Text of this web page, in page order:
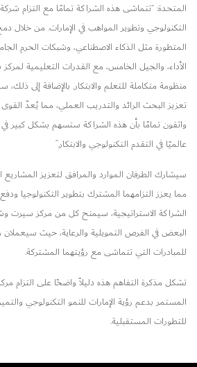
المتحدة: “تتماشى هذه الشراكة تمامًا مع التزام شركة
التكنولوجي وتطوير المواهب في الإمارات. من خلال دمج
المتطورة مثل الذكاء الاصطناعي، وشبكات الحرم
الأداء، والجيل الخامس، مع القدرات التعليمية
منظومة متكاملة للتعلم والابتكار. بالإضافة إلى ذلك،
تعزيز البحث الرائد والتدريب العملي، مما يُعدّ
واثقون تمامًا بأن هذه الشراكة ستسهم بشكل كبير في
عالميًا في التقدم التكنولوجي والابتكار.”
سيشارك الطرفان الموارد والمرافق لتعزيز المشاريع
مما يعزز التزامهما المشترك بتطوير التكنولوجيا
الشراكة الاستراتيجية، سيمنح كل من مركز سيرت
البعض في الفرص التمويلية والرعاية، حيث سيعملان
للمبادرات التي تتماشى مع رؤيتهما المشتركة.
تشكل مذكرة التفاهم هذه دليلاً واضحًا على التزام
المستمر بدعم رؤية الإمارات للنمو التكنولوجي
للتطورات المستقبلية.